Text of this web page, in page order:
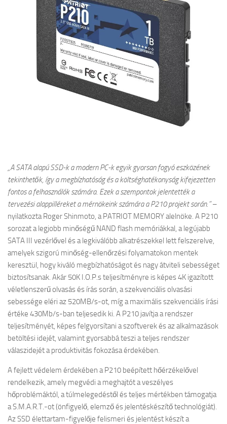
„A SATA alapú SSD-k a modern PC-k egyik gyorsan fogyó eszközének
tekinthetők, így a megbízhatóság és a költséghatékonyság kifejezetten
fontos a felhasználók számára. Ezek a szempontok jelentették a
tervezési alappilléreket a mérnökeink számára a P210 projekt során.”–
nyilatkozta Roger Shinmoto, a PATRIOT MEMORY alelnöke. A P210
sorozat a legjobb minőségű NAND flash memóriákkal, a legújabb
SATA III vezérlővel és a legkiválóbb alkatrészekkel lett felszerelve,
amelyek szigorú minőség-ellenőrzési folyamatokon mentek
keresztül, hogy kiváló megbízhatóságot és nagy átviteli sebességet
biztosítsanak. Akár 50K I.O.P.s teljesítményre is képes 4K igazított
véletlenszerű olvasás és írás során, a szekvenciális olvasási
sebessége eléri az 520MB/s-ot, míg a maximális szekvenciális írási
értéke 430Mb/s-ban teljesedik ki. A P210 javítja a rendszer
teljesítményét, képes felgyorsítani a szoftverek és az alkalmazások
betöltési idejét, valamint gyorsabbá teszi a teljes rendszer
válaszidejét a produktivitás fokozása érdekében.
A fejlett védelem érdekében a P210 beépített hőérzékelővel
rendelkezik, amely megvédi a meghajtót a veszélyes
hőproblémáktól, a túlmelegedéstől és teljes mértékben támogatja
a S.M.A.R.T.-ot (önfigyelő, elemző és jelentéskészítő technológiát).
Az SSD élettartam-figyelője felismeri és jelentést készít a